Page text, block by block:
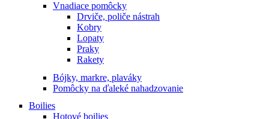
Vnadiace pomôcky
Drviče, poliče nástrah
Kobry
Lopaty
Praky
Rakety
Bójky, markre, plaváky
Pomôcky na ďaleké nahadzovanie
Boilies
Hotové boilies